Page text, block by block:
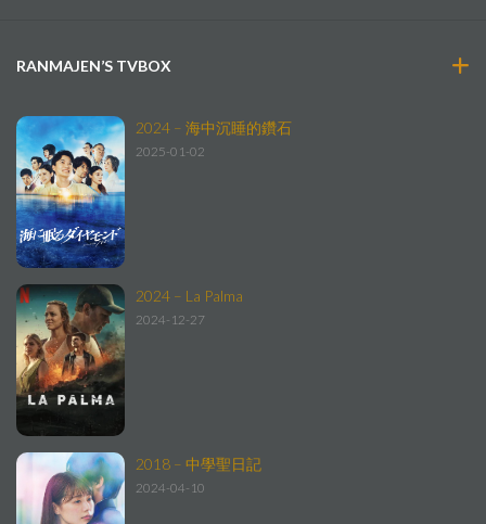
RANMAJEN’S TVBOX
2024 – 海中沉睡的鑽石
2025-01-02
2024 – La Palma
2024-12-27
2018 – 中學聖日記
2024-04-10